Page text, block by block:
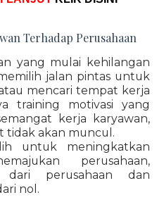
Terhadap Perusahaan
yang mulai kehilangan
jalan pintas untuk
mencari tempat kerja
training motivasi yang
kerja karyawan,
tidak akan muncul.
untuk meningkatkan
perusahaan,
dari perusahaan dan
nol.